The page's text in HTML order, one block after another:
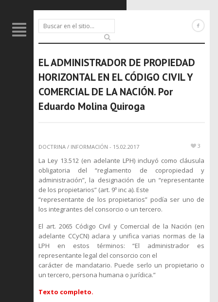
EL ADMINISTRADOR DE PROPIEDAD
HORIZONTAL EN EL CÓDIGO CIVIL Y
COMERCIAL DE LA NACIÓN. Por
Eduardo Molina Quiroga
DOCTRINA / INFORMACIÓN - 15.02.2017 3
La Ley 13.512 (en adelante LPH) incluyó como cláusula
obligatoria del “reglamento de copropiedad y
administración”, la designación de un “representante
de los propietarios” (art. 9º inc a). Este
“representante de los propietarios” podía ser uno de
los integrantes del consorcio o un tercero.
El art. 2065 Código Civil y Comercial de la Nación (en
adelante CCyCN) aclara y unifica varias normas de la
LPH en estos términos: “El administrador es
representante legal del consorcio con el
carácter de mandatario. Puede serlo un propietario o
un tercero, persona humana o jurídica.”
Texto completo.